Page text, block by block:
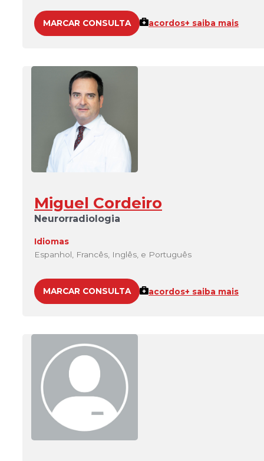
MARCAR CONSULTA acordos+ saiba mais
Miguel Cordeiro
Neurorradiologia
Idiomas
Espanhol, Francês, Inglês, e Português
MARCAR CONSULTA acordos+ saiba mais